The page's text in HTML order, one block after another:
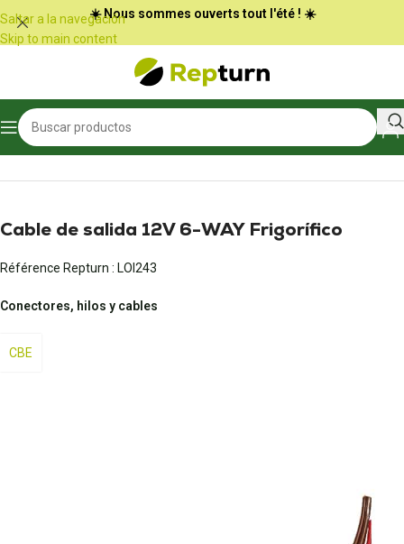
Panel de gestión de cookies
Saltar a la navegación
Skip to main content
☀️ Nous sommes ouverts tout l'été ! ☀️
Inicio/Autocaravanas y furgonetas
Cable de salida 12V 6-WAY Frigorífico
Référence Repturn : LOI243
Conectores, hilos y cables
CBE